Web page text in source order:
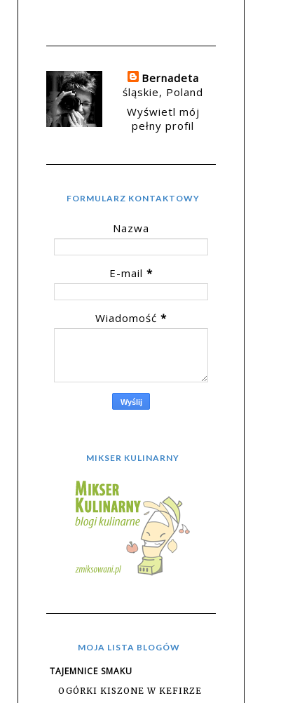
Bernadeta
śląskie, Poland
Wyświetl mój
pełny profil
FORMULARZ KONTAKTOWY
Nazwa
E-mail *
Wiadomość *
MIKSER KULINARNY
MOJA LISTA BLOGÓW
TAJEMNICE SMAKU
OGÓRKI KISZONE W KEFIRZE